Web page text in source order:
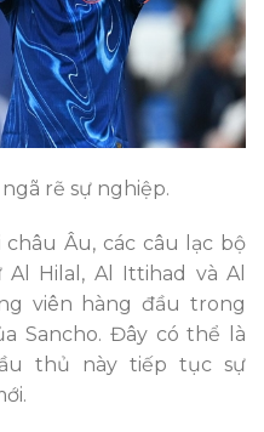
rẽ sự nghiệp.
Âu, các câu lạc bộ
Hilal, Al Ittihad và Al
viên hàng đầu trong
Sancho. Đây có thể là
thủ này tiếp tục sự